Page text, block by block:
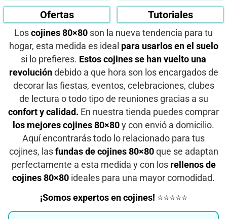
Ofertas
Tutoriales
Los cojines 80×80 son la nueva tendencia para tu
hogar, esta medida es ideal para usarlos en el suelo
si lo prefieres. Estos cojines se han vuelto una
revolucióndebido a que hora son los encargados de
decorar las fiestas, eventos, celebraciones, clubes
de lectura o todo tipo de reuniones gracias a su
confort y calidad. En nuestra tienda puedes comprar
los mejores cojines 80×80 y con envió a domicilio.
Aquí encontrarás todo lo relacionado para tus
cojines, las fundas de cojines 80×80que se adaptan
perfectamente a esta medida y con los rellenos de
cojines 80×80 ideales para una mayor comodidad.
¡Somos expertos en cojines! ⭐⭐⭐⭐⭐